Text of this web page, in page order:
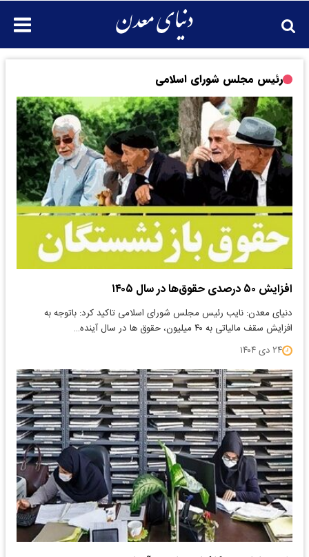
رئیس مجلس شورای اسلامی
افزایش ۵۰ درصدی حقوق‌ها در سال ۱۴۰۵
دنیای معدن: نایب رئیس مجلس شورای اسلامی تاکید کرد: باتوجه به
افزایش سقف مالیاتی به ۴۰ میلیون، حقوق ها در سال آینده…
۲۴ دی ۱۴۰۴